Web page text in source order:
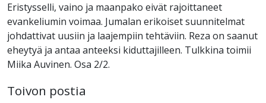
Eristysselli, vaino ja maanpako eivät rajoittaneet
evankeliumin voimaa. Jumalan erikoiset suunnitelmat
johdattivat uusiin ja laajempiin tehtäviin. Reza on saanut
eheytyä ja antaa anteeksi kiduttajilleen. Tulkkina toimii
Miika Auvinen. Osa 2/2.
Toivon postia